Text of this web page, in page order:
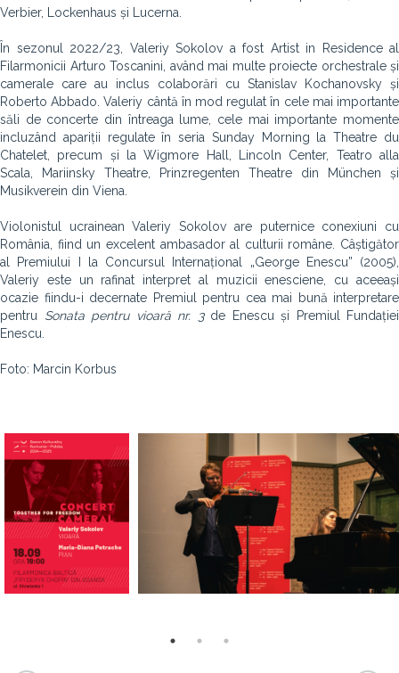
Verbier, Lockenhaus și Lucerna.
În sezonul 2022/23, Valeriy Sokolov a fost Artist in Residence al
Filarmonicii Arturo Toscanini, având mai multe proiecte orchestrale și
camerale care au inclus colaborări cu Stanislav Kochanovsky și
Roberto Abbado. Valeriy cântă în mod regulat în cele mai importante
săli de concerte din întreaga lume, cele mai importante momente
incluzând apariții regulate în seria Sunday Morning la Theatre du
Chatelet, precum și la Wigmore Hall, Lincoln Center, Teatro alla
Scala, Mariinsky Theatre, Prinzregenten Theatre din München și
Musikverein din Viena.
Violonistul ucrainean Valeriy Sokolov are puternice conexiuni cu
România, fiind un excelent ambasador al culturii române. Câștigător
al Premiului I la Concursul Internațional „George Enescu” (2005),
Valeriy este un rafinat interpret al muzicii enesciene, cu aceeași
ocazie fiindu-i decernate Premiul pentru cea mai bună interpretare
pentru Sonata pentru vioară nr. 3de Enescu și Premiul Fundației
Enescu.
Foto: Marcin Korbus